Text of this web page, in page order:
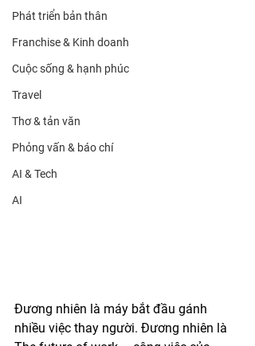
Phát triển bản thân
Franchise & Kinh doanh
Cuộc sống & hạnh phúc
Travel
Thơ & tản văn
Phỏng vấn & báo chí
AI & Tech
AI
Đương nhiên là máy bắt đầu gánh
nhiều việc thay người. Đương nhiên là